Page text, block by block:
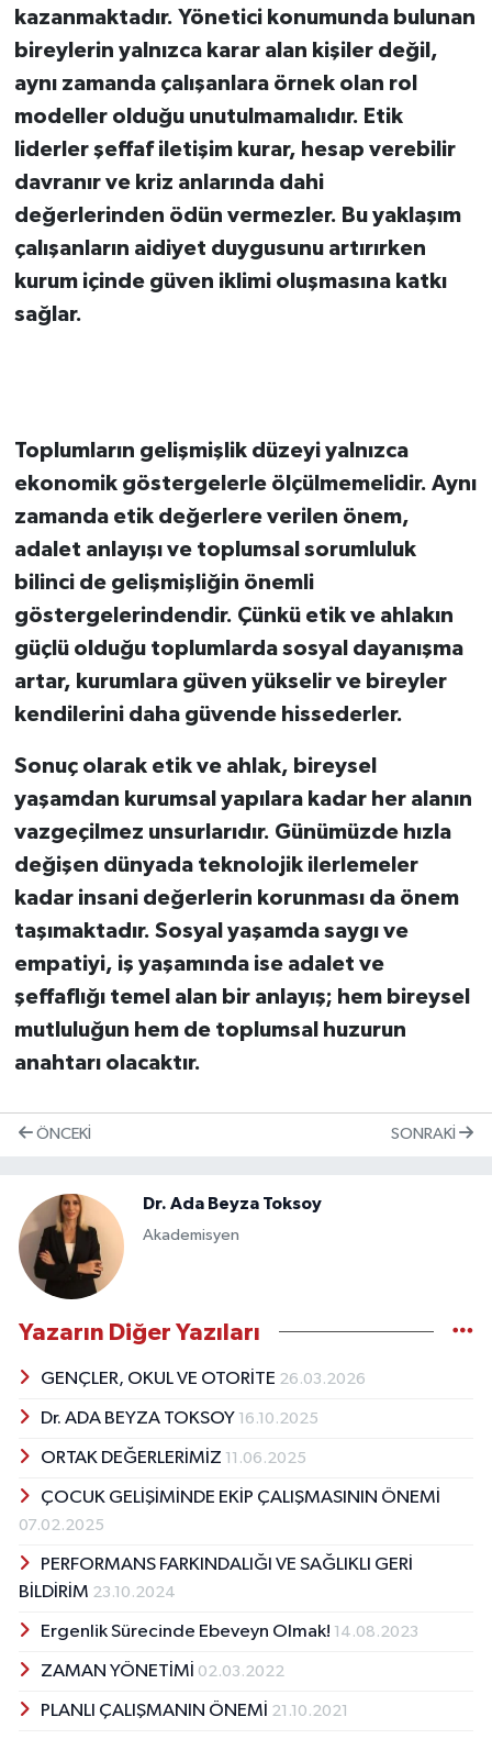
kazanmaktadır. Yönetici konumunda bulunan
bireylerin yalnızca karar alan kişiler değil,
aynı zamanda çalışanlara örnek olan rol
modeller olduğu unutulmamalıdır. Etik
liderler şeffaf iletişim kurar, hesap verebilir
davranır ve kriz anlarında dahi
değerlerinden ödün vermezler. Bu yaklaşım
çalışanların aidiyet duygusunu artırırken
kurum içinde güven iklimi oluşmasına katkı
sağlar.
Toplumların gelişmişlik düzeyi yalnızca
ekonomik göstergelerle ölçülmemelidir. Aynı
zamanda etik değerlere verilen önem,
adalet anlayışı ve toplumsal sorumluluk
bilinci de gelişmişliğin önemli
göstergelerindendir. Çünkü etik ve ahlakın
güçlü olduğu toplumlarda sosyal dayanışma
artar, kurumlara güven yükselir ve bireyler
kendilerini daha güvende hissederler.
Sonuç olarak etik ve ahlak, bireysel
yaşamdan kurumsal yapılara kadar her alanın
vazgeçilmez unsurlarıdır. Günümüzde hızla
değişen dünyada teknolojik ilerlemeler
kadar insani değerlerin korunması da önem
taşımaktadır. Sosyal yaşamda saygı ve
empatiyi, iş yaşamında ise adalet ve
şeffaflığı temel alan bir anlayış; hem bireysel
mutluluğun hem de toplumsal huzurun
anahtarı olacaktır.
ÖNCEKI SONRAKI
Dr. Ada Beyza Toksoy
Akademisyen
Yazarın Diğer Yazıları
GENÇLER, OKUL VE OTORİTE 26.03.2026
Dr. ADA BEYZA TOKSOY 16.10.2025
ORTAK DEĞERLERİMİZ 11.06.2025
ÇOCUK GELİŞİMİNDE EKİP ÇALIŞMASININ ÖNEMİ
07.02.2025
PERFORMANS FARKINDALIĞI VE SAĞLIKLI GERİ
BİLDİRİM 23.10.2024
Ergenlik Sürecinde Ebeveyn Olmak! 14.08.2023
ZAMAN YÖNETİMİ 02.03.2022
PLANLI ÇALIŞMANIN ÖNEMİ 21.10.2021